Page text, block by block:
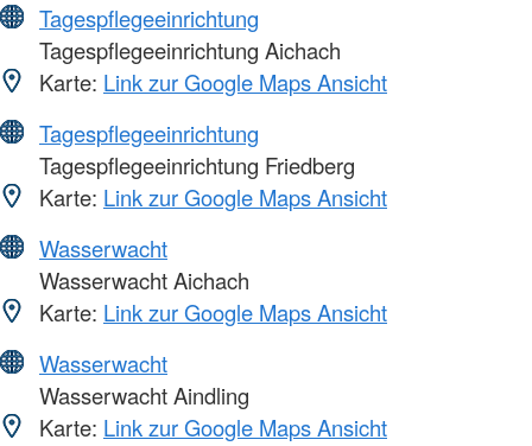
Tagespflegeeinrichtung
Tagespflegeeinrichtung Aichach
Karte: Link zur Google Maps Ansicht
Tagespflegeeinrichtung
Tagespflegeeinrichtung Friedberg
Karte: Link zur Google Maps Ansicht
Wasserwacht
Wasserwacht Aichach
Karte: Link zur Google Maps Ansicht
Wasserwacht
Wasserwacht Aindling
Karte: Link zur Google Maps Ansicht